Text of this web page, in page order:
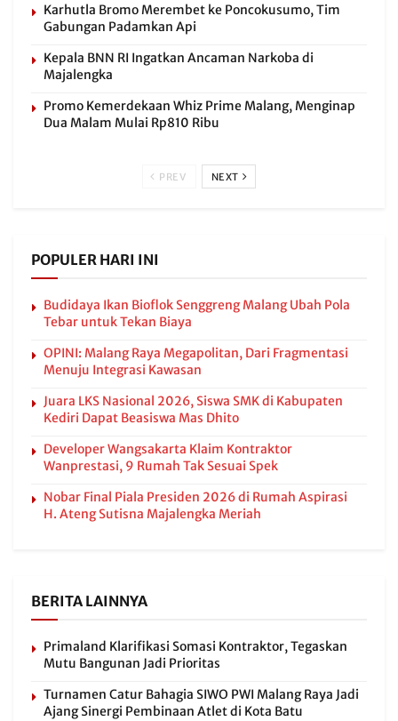
Karhutla Bromo Merembet ke Poncokusumo, Tim
Gabungan Padamkan Api
Kepala BNN RI Ingatkan Ancaman Narkoba di
Majalengka
Promo Kemerdekaan Whiz Prime Malang, Menginap
Dua Malam Mulai Rp810 Ribu
PREV NEXT
POPULER HARI INI
Budidaya Ikan Bioflok Senggreng Malang Ubah Pola
Tebar untuk Tekan Biaya
OPINI: Malang Raya Megapolitan, Dari Fragmentasi
Menuju Integrasi Kawasan
Juara LKS Nasional 2026, Siswa SMK di Kabupaten
Kediri Dapat Beasiswa Mas Dhito
Developer Wangsakarta Klaim Kontraktor
Wanprestasi, 9 Rumah Tak Sesuai Spek
Nobar Final Piala Presiden 2026 di Rumah Aspirasi
H. Ateng Sutisna Majalengka Meriah
BERITA LAINNYA
Primaland Klarifikasi Somasi Kontraktor, Tegaskan
Mutu Bangunan Jadi Prioritas
Turnamen Catur Bahagia SIWO PWI Malang Raya Jadi
Ajang Sinergi Pembinaan Atlet di Kota Batu